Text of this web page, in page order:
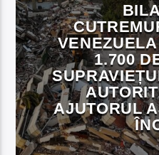
1.700
AJUTORUL